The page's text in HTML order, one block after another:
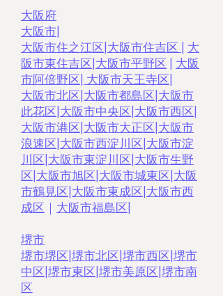
大阪府
大阪市
大阪市住之江区 大阪市住吉区
大
阪市東住吉区 大阪市平野区
大阪
市阿倍野区 大阪市天王寺区
大阪市北区 大阪市都島区 大阪市
此花区 大阪市中央区 大阪市西区
大阪市港区 大阪市大正区 大阪市
浪速区 大阪市西淀川区 大阪市淀
川区 大阪市東淀川区 大阪市生野
区 大阪市旭区 大阪市城東区 大阪
市鶴見区 大阪市東成区 大阪市西
成区 ｜ 大阪市福島区
堺市
堺市堺区 堺市北区 堺市西区 堺市
中区 堺市東区 堺市美原区 堺市南
区